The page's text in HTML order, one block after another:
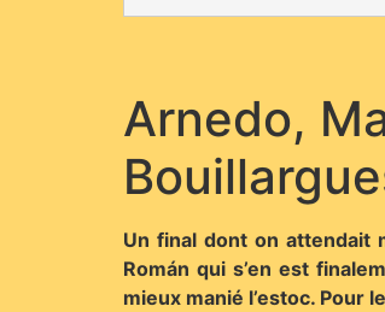
Arnedo,
Un final dont on attendait
Román qui s’en est
mieux manié l’estoc. Pour